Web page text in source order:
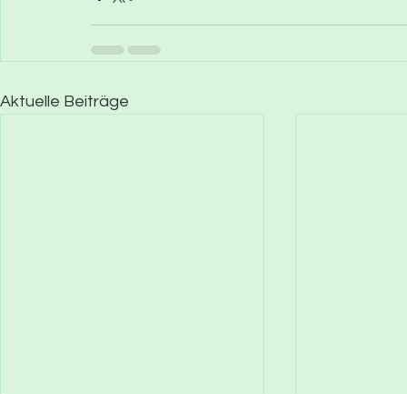
Aktuelle Beiträge